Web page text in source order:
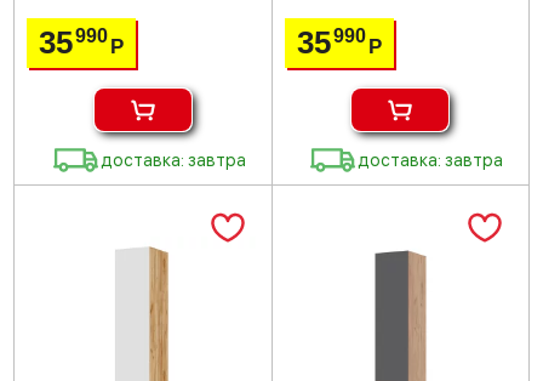
35990Р
доставка: завтра
35990 Р
доставка: завтра